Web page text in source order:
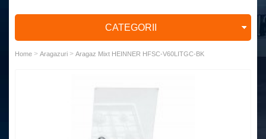
CATEGORII
Home > Aragazuri > Aragaz Mixt HEINNER HFSC-V60LITGC-BK